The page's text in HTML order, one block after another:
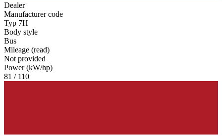
Dealer
Manufacturer code
Typ 7H
Body style
Bus
Mileage (read)
Not provided
Power (kW/hp)
81 / 110